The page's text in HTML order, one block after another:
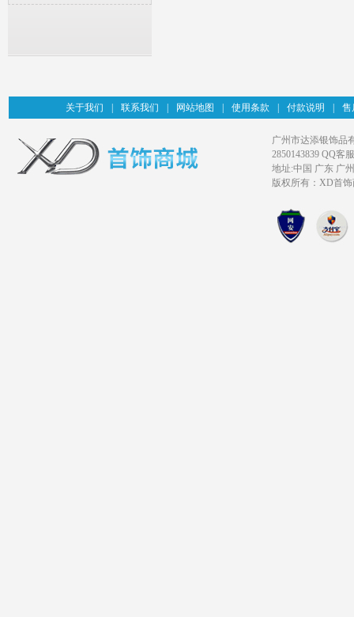
关于我们 联系我们 网站地图 使用条款 付款说明 售
广州市达添银饰品
2850143839 QQ客
地址:中国 广东 广
版权所有：XD首